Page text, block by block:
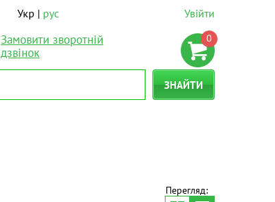
Укр рус Увійти
Замовити зворотній
дзвінок
0
ЗНАЙТИ
Перегляд: